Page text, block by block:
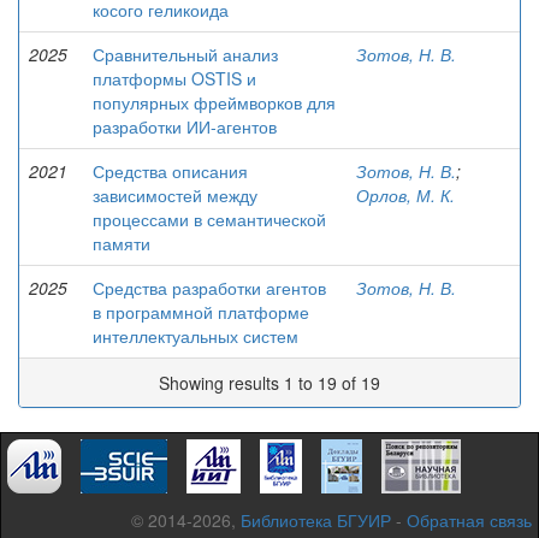
косого геликоида
2025
Сравнительный анализ
платформы OSTIS и
популярных фреймворков для
разработки ИИ-агентов
Зотов, Н. В.
2021
Средства описания
зависимостей между
процессами в семантической
памяти
Зотов, Н. В.;
Орлов, М. К.
2025
Средства разработки агентов
в программной платформе
интеллектуальных систем
Зотов, Н. В.
Showing results 1 to 19 of 19
© 2014-2026, Библиотека БГУИР - Обратная связь